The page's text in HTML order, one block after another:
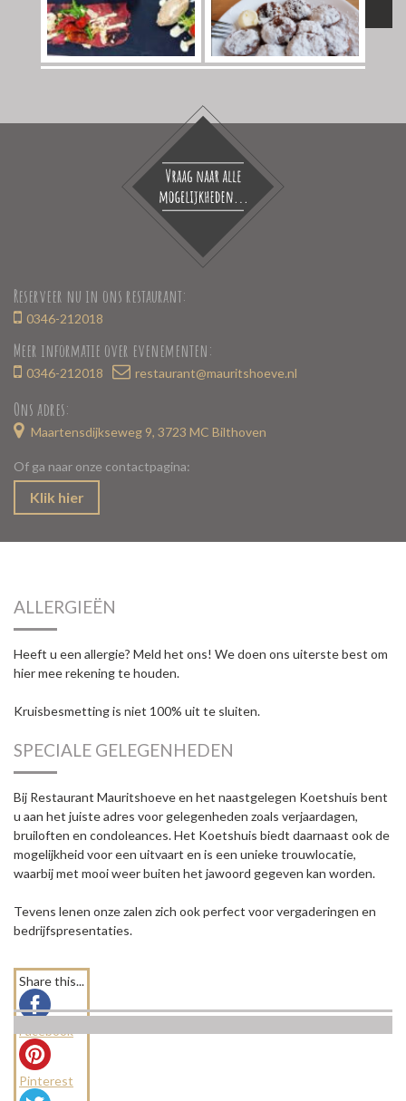
Reserveer nu in ons restaurant:
0346-212018
Meer informatie over evenementen:
0346-212018 restaurant@mauritshoeve.nl
Ons adres:
Maartensdijkseweg 9, 3723 MC Bilthoven
Of ga naar onze contactpagina:
Klik hier
ALLERGIEËN
Heeft u een allergie? Meld het ons! We doen ons uiterste best om
hier mee rekening te houden.
Kruisbesmetting is niet 100% uit te sluiten.
SPECIALE GELEGENHEDEN
Bij Restaurant Mauritshoeve en het naastgelegen Koetshuis bent
u aan het juiste adres voor gelegenheden zoals verjaardagen,
bruiloften en condoleances. Het Koetshuis biedt daarnaast ook de
mogelijkheid voor een uitvaart en is een unieke trouwlocatie,
waarbij met mooi weer buiten het jawoord gegeven kan worden.
Tevens lenen onze zalen zich ook perfect voor vergaderingen en
bedrijfspresentaties.
Share this...
Facebook
Pinterest